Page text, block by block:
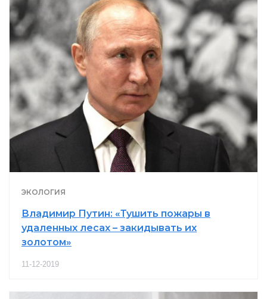
ЭКОЛОГИЯ
Владимир Путин: «Тушить пожары в
удаленных лесах – закидывать их
золотом»
11-12-2019